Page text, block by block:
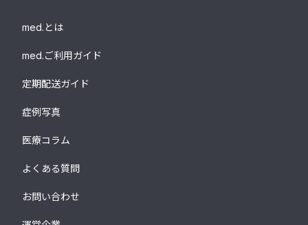
med.とは
med.ご利用ガイド
定期配送ガイド
症例写真
医療コラム
よくある質問
お問い合わせ